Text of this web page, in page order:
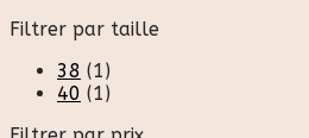
Filtrer par taille
38 (1)
40 (1)